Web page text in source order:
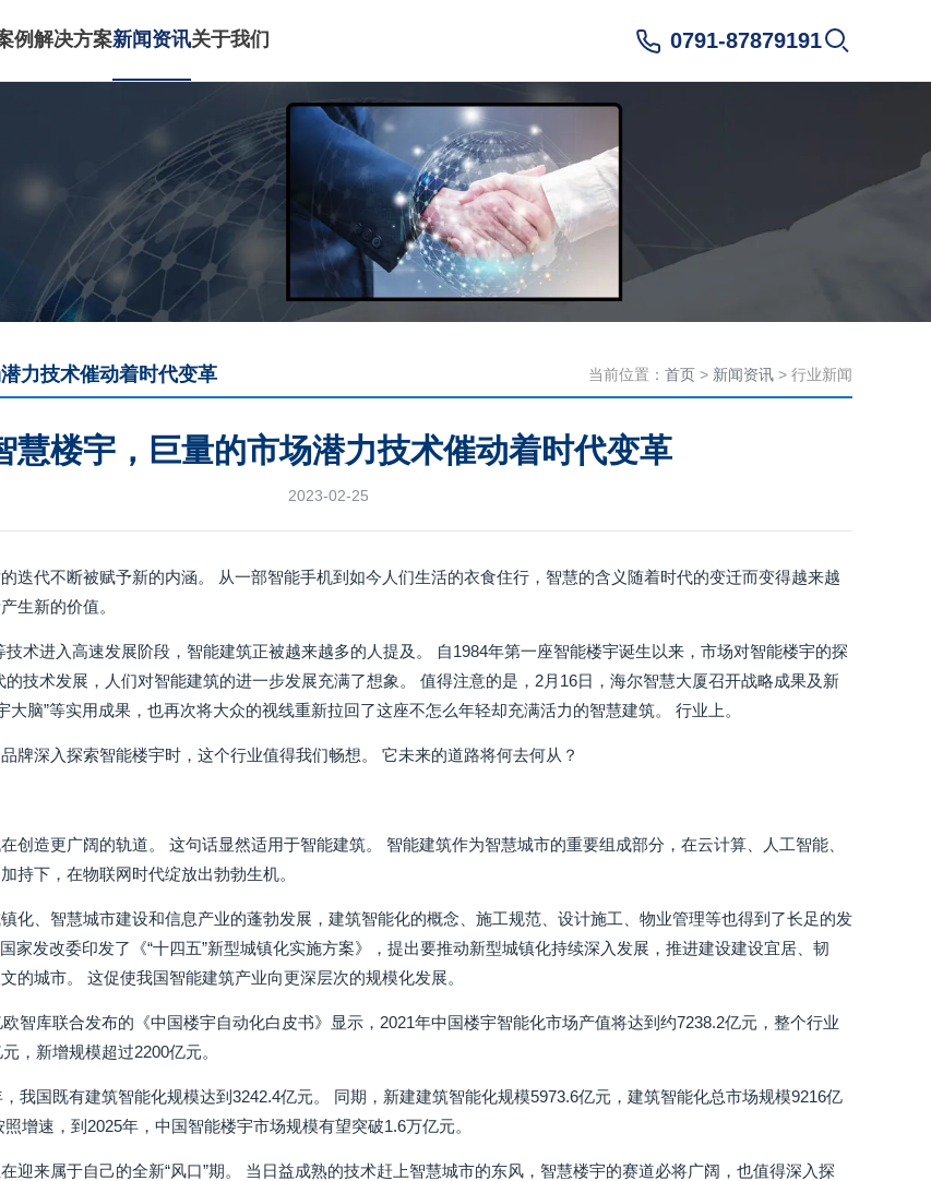
例解决方案新闻资讯关于我们 0791-87879191
力技术催动着时代变革 当前位置： 首页 > 新闻资讯 > 行业新闻
慧楼宇，巨量的市场潜力技术催动着时代变革
2023-02-25
迭代不断被赋予新的内涵。 从一部智能手机到如今人们生活的衣食住行，智慧的含义随着时代的变迁而变得越来越
生新的价值。
术进入高速发展阶段，智能建筑正被越来越多的人提及。 自1984年第一座智能楼宇诞生以来，市场对智能楼宇的探
技术发展，人们对智能建筑的进一步发展充满了想象。 值得注意的是，2月16日，海尔智慧大厦召开战略成果及新
大脑”等实用成果，也再次将大众的视线重新拉回了这座不怎么年轻却充满活力的智慧建筑。 行业上。
牌深入探索智能楼宇时，这个行业值得我们畅想。 它未来的道路将何去何从？
创造更广阔的轨道。 这句话显然适用于智能建筑。 智能建筑作为智慧城市的重要组成部分，在云计算、人工智能、
持下，在物联网时代绽放出勃勃生机。
化、智慧城市建设和信息产业的蓬勃发展，建筑智能化的概念、施工规范、设计施工、物业管理等也得到了长足的发
家发改委印发了《“十四五”新型城镇化实施方案》，提出要推动新型城镇化持续深入发展，推进建设建设宜居、韧
的城市。 这促使我国智能建筑产业向更深层次的规模化发展。
智库联合发布的《中国楼宇自动化白皮书》显示，2021年中国楼宇智能化市场产值将达到约7238.2亿元，整个行业
，新增规模超过2200亿元。
我国既有建筑智能化规模达到3242.4亿元。 同期，新建建筑智能化规模5973.6亿元，建筑智能化总市场规模9216亿
增速，到2025年，中国智能楼宇市场规模有望突破1.6万亿元。
迎来属于自己的全新“风口”期。 当日益成熟的技术赶上智慧城市的东风，智慧楼宇的赛道必将广阔，也值得深入探